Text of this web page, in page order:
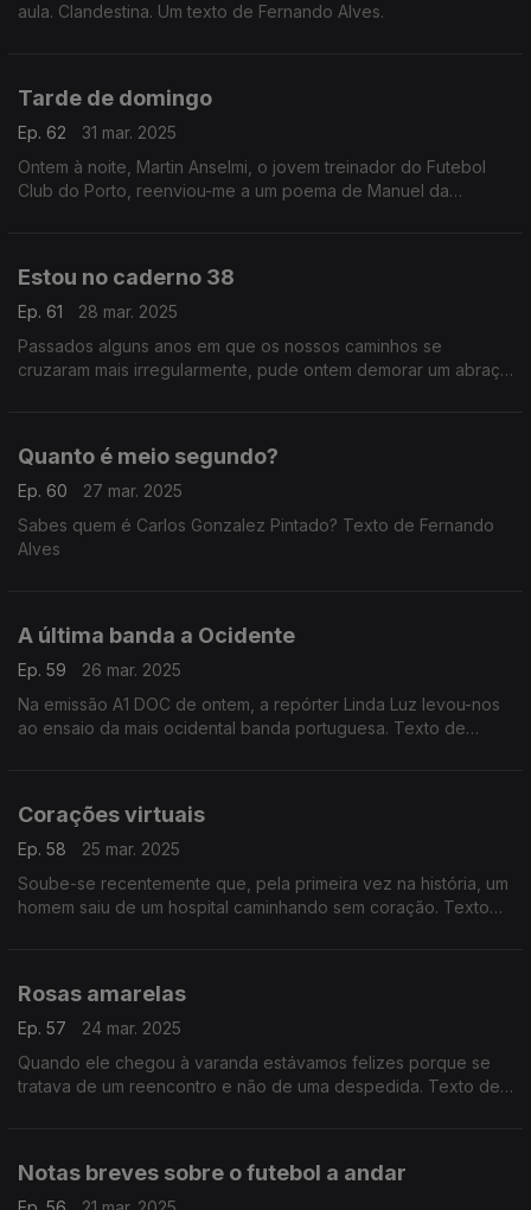
aula. Clandestina. Um texto de Fernando Alves.
Tarde de domingo
Ep. 62
31 mar. 2025
Ontem à noite, Martin Anselmi, o jovem treinador do Futebol
Club do Porto, reenviou-me a um poema de Manuel da
Estou no caderno 38
Ep. 61
28 mar. 2025
Passados alguns anos em que os nossos caminhos se
cruzaram mais irregularmente, pude ontem demorar um abraço
Quanto é meio segundo?
Ep. 60
27 mar. 2025
Sabes quem é Carlos Gonzalez Pintado? Texto de Fernando
Alves
A última banda a Ocidente
Ep. 59
26 mar. 2025
Na emissão A1 DOC de ontem, a repórter Linda Luz levou-nos
ao ensaio da mais ocidental banda portuguesa. Texto de
Corações virtuais
Ep. 58
25 mar. 2025
Soube-se recentemente que, pela primeira vez na história, um
homem saiu de um hospital caminhando sem coração. Texto
Rosas amarelas
Ep. 57
24 mar. 2025
Quando ele chegou à varanda estávamos felizes porque se
tratava de um reencontro e não de uma despedida. Texto de
Notas breves sobre o futebol a andar